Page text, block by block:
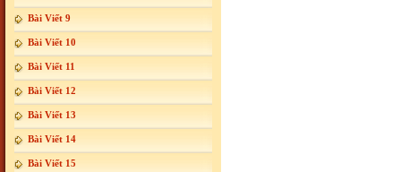
Bài Viết 9
Bài Viết 10
Bài Viết 11
Bài Viết 12
Bài Viết 13
Bài Viết 14
Bài Viết 15